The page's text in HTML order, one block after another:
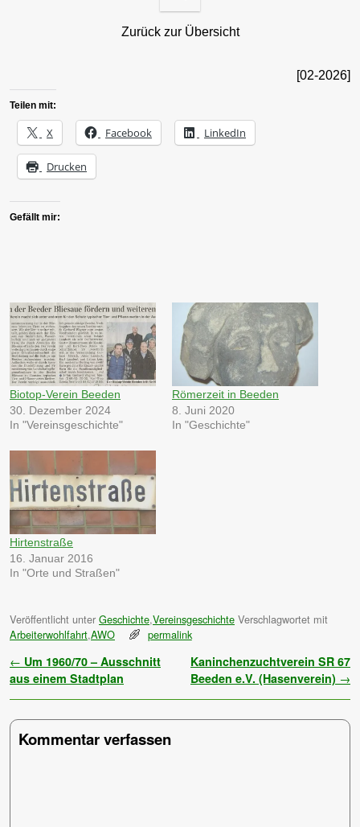
Zurück zur Übersicht
[02-2026]
Teilen mit:
X Facebook LinkedIn
Drucken
Gefällt mir:
Biotop-Verein Beeden
30. Dezember 2024
In "Vereinsgeschichte"
Römerzeit in Beeden
8. Juni 2020
In "Geschichte"
Hirtenstraße
16. Januar 2016
In "Orte und Straßen"
Veröffentlicht unter Geschichte,Vereinsgeschichte Verschlagwortet mit
Arbeiterwohlfahrt,AWO permalink
Artikelnavigation
← Um 1960/70 – Ausschnitt
aus einem Stadtplan
Kaninchenzuchtverein SR 67
Beeden e.V. (Hasenverein) →
Kommentar verfassen